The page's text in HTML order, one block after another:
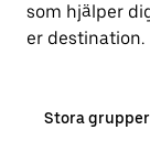
som hjälper
er destination.
Stora grupper